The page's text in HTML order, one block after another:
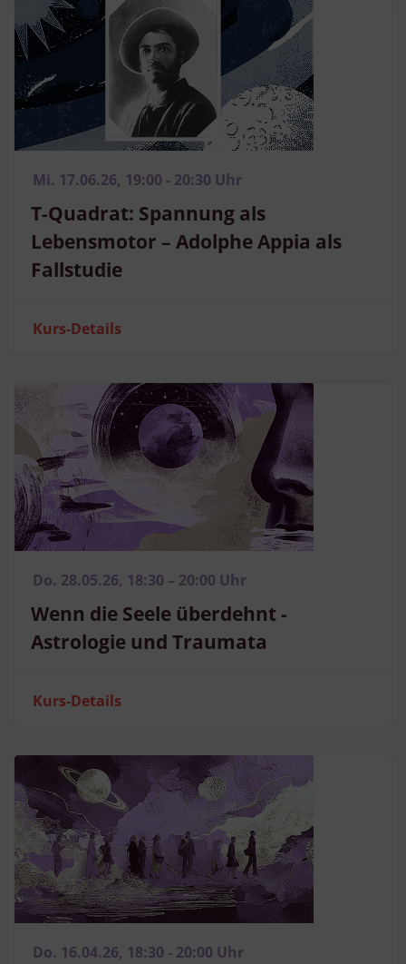
Mi. 17.06.26, 19:00 - 20:30 Uhr
T-Quadrat: Spannung als
Lebensmotor – Adolphe Appia als
Fallstudie
Kurs-Details
Do. 28.05.26, 18:30 – 20:00 Uhr
Wenn die Seele überdehnt -
Astrologie und Traumata
Kurs-Details
Do. 16.04.26, 18:30 - 20:00 Uhr
Besondere Features:
Verwendung genauer Standortdaten
Endgeräteeigenschaften zur Identifikation aktiv abfragen